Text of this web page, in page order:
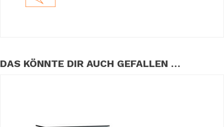
DAS KÖNNTE DIR AUCH GEFALLEN …